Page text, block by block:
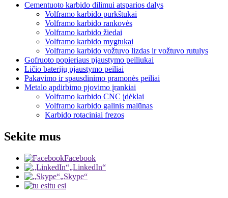
Cementuoto karbido dilimui atsparios dalys
Volframo karbido purkštukai
Volframo karbido rankovės
Volframo karbido žiedai
Volframo karbido mygtukai
Volframo karbido vožtuvo lizdas ir vožtuvo rutulys
Gofruoto popieriaus pjaustymo peiliukai
Ličio baterijų pjaustymo peiliai
Pakavimo ir spausdinimo pramonės peiliai
Metalo apdirbimo pjovimo įrankiai
Volframo karbido CNC įdėklai
Volframo karbido galinis malūnas
Karbido rotaciniai frezos
Sekite mus
Facebook
„LinkedIn“
„Skype“
tu esi